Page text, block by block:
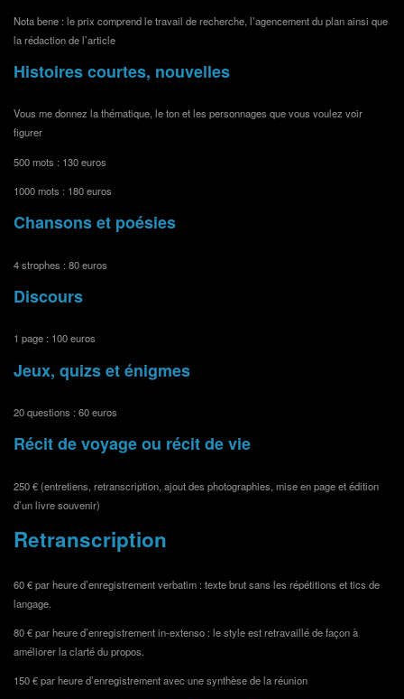
Nota bene : le prix comprend le travail de recherche, l’agencement du plan ainsi que
la rédaction de l’article
Histoires courtes, nouvelles
Vous me donnez la thématique, le ton et les personnages que vous voulez voir
figurer
500 mots : 130 euros
1000 mots : 180 euros
Chansons et poésies
4 strophes : 80 euros
Discours
1 page : 100 euros
Jeux, quizs et énigmes
20 questions : 60 euros
Récit de voyage ou récit de vie
250 € (entretiens, retranscription, ajout des photographies, mise en page et édition
d’un livre souvenir)
Retranscription
60 € par heure d’enregistrement verbatim : texte brut sans les répétitions et tics de
langage.
80 € par heure d’enregistrement in-extenso : le style est retravaillé de façon à
améliorer la clarté du propos.
150 € par heure d’enregistrement avec une synthèse de la réunion